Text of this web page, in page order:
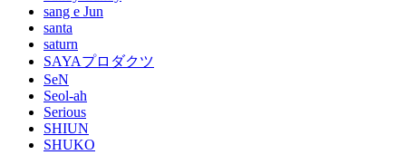
sang e Jun
santa
saturn
SAYAプロダクツ
SeN
Seol-ah
Serious
SHIUN
SHUKO